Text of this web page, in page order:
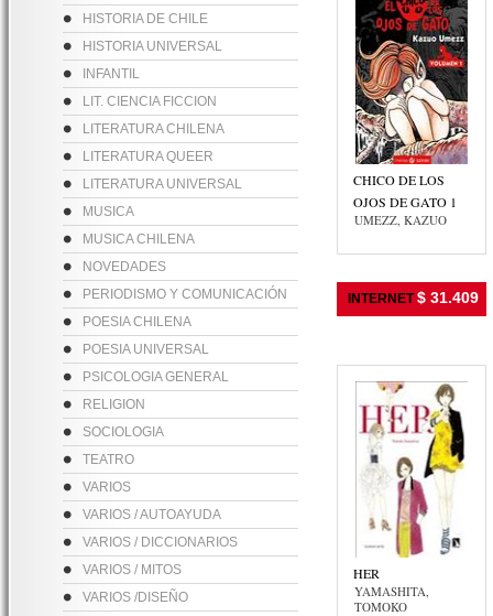
HISTORIA DE CHILE
HISTORIA UNIVERSAL
INFANTIL
LIT. CIENCIA FICCION
LITERATURA CHILENA
LITERATURA QUEER
LITERATURA UNIVERSAL
MUSICA
MUSICA CHILENA
NOVEDADES
PERIODISMO Y COMUNICACIÓN
POESIA CHILENA
POESIA UNIVERSAL
PSICOLOGIA GENERAL
RELIGION
SOCIOLOGIA
TEATRO
VARIOS
VARIOS / AUTOAYUDA
VARIOS / DICCIONARIOS
VARIOS / MITOS
VARIOS /DISEÑO
CHICO DE LOS
OJOS DE GATO 1
UMEZZ, KAZUO
INTERNET $ 31.409
HER
YAMASHITA,
TOMOKO